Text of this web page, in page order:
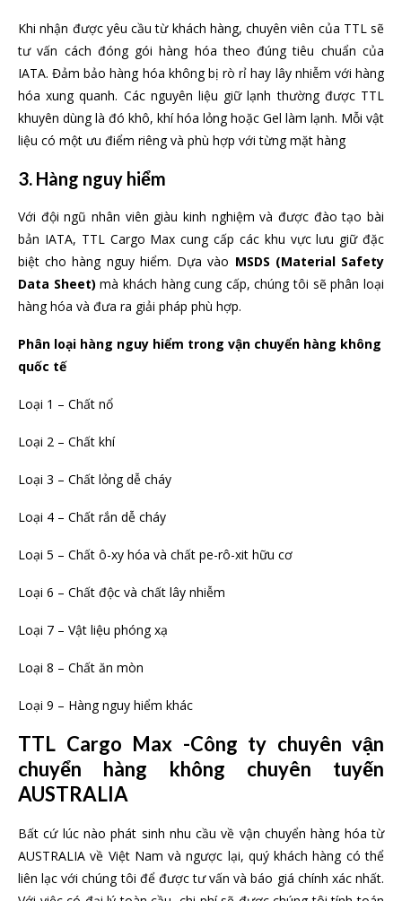
Khi nhận được yêu cầu từ khách hàng, chuyên viên của TTL sẽ
tư vấn cách đóng gói hàng hóa theo đúng tiêu chuẩn của
IATA. Đảm bảo hàng hóa không bị rò rỉ hay lây nhiễm với hàng
hóa xung quanh. Các nguyên liệu giữ lạnh thường được TTL
khuyên dùng là đó khô, khí hóa lỏng hoặc Gel làm lạnh. Mỗi vật
liệu có một ưu điểm riêng và phù hợp với từng mặt hàng
3. Hàng nguy hiểm
Với đội ngũ nhân viên giàu kinh nghiệm và được đào tạo bài
bản IATA, TTL Cargo Max cung cấp các khu vực lưu giữ đặc
biệt cho hàng nguy hiểm. Dựa vào MSDS (Material Safety
Data Sheet) mà khách hàng cung cấp, chúng tôi sẽ phân loại
hàng hóa và đưa ra giải pháp phù hợp.
Phân loại hàng nguy hiểm trong vận chuyển hàng không
quốc tế
Loại 1 – Chất nổ
Loại 2 – Chất khí
Loại 3 – Chất lỏng dễ cháy
Loại 4 – Chất rắn dễ cháy
Loại 5 – Chất ô-xy hóa và chất pe-rô-xit hữu cơ
Loại 6 – Chất độc và chất lây nhiễm
Loại 7 – Vật liệu phóng xạ
Loại 8 – Chất ăn mòn
Loại 9 – Hàng nguy hiểm khác
TTL Cargo Max -Công ty chuyên vận
chuyển hàng không chuyên tuyến
AUSTRALIA
Bất cứ lúc nào phát sinh nhu cầu về vận chuyển hàng hóa từ
AUSTRALIA về Việt Nam và ngược lại, quý khách hàng có thể
liên lạc với chúng tôi để được tư vấn và báo giá chính xác nhất.